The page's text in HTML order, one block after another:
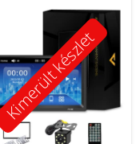
Kimerült készlet